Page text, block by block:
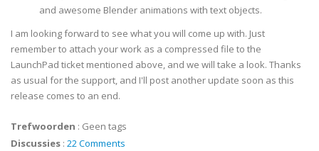
and awesome Blender animations with text objects.
I am looking forward to see what you will come up with. Just
remember to attach your work as a compressed file to the
LaunchPad ticket mentioned above, and we will take a look. Thanks
as usual for the support, and I'll post another update soon as this
release comes to an end.
Trefwoorden : Geen tags
Discussies : 22 Comments